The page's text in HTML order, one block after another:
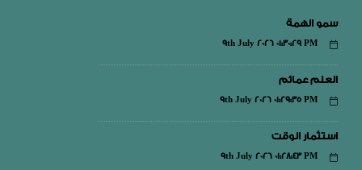
سمو الهمة
9th July 2026 01:30:29 PM
العلم عمائم
9th July 2026 01:29:35 PM
استثمار الوقت
9th July 2026 01:28:43 PM